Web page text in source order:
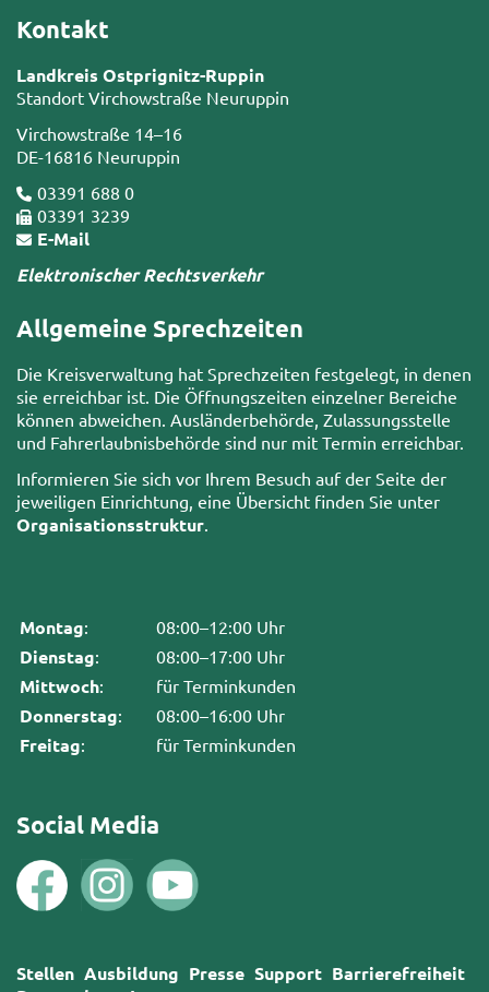
Kontakt
Landkreis Ostprignitz-Ruppin
Standort Virchowstraße Neuruppin
Virchowstraße 14–16
DE-16816 Neuruppin
03391 688 0
03391 3239
E-Mail
Elektronischer Rechtsverkehr
Allgemeine Sprechzeiten
Die Kreisverwaltung hat Sprechzeiten festgelegt, in denen
sie erreichbar ist. Die Öffnungszeiten einzelner Bereiche
können abweichen. Ausländerbehörde, Zulassungsstelle
und Fahrerlaubnisbehörde sind nur mit Termin erreichbar.
Informieren Sie sich vor Ihrem Besuch auf der Seite der
jeweiligen Einrichtung, eine Übersicht finden Sie unter
Organisationsstruktur
Montag: 08:00–12:00 Uhr
Dienstag: 08:00–17:00 Uhr
Mittwoch: für Terminkunden
Donnerstag: 08:00–16:00 Uhr
Freitag: für Terminkunden
Social Media
Stellen Ausbildung Presse Support Barrierefreiheit